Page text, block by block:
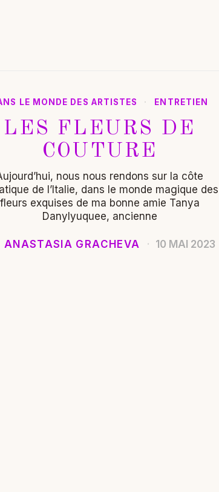
LE MONDE DES ARTISTES · ENTRETIEN
LES FLEURS DE
COUTURE
nous nous rendons sur la côte
de l’Italie, dans le monde magique des
fleurs exquises de ma bonne amie Tanya
Danylyuquee, ancienne
ANASTASIA GRACHEVA 10 MAI 2023